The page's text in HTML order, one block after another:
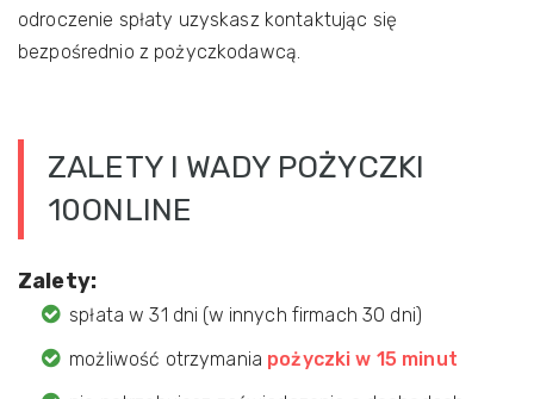
odroczenie spłaty uzyskasz kontaktując się
bezpośrednio z pożyczkodawcą.
ZALETY I WADY POŻYCZKI
10ONLINE
Zalety:
spłata w 31 dni (w innych firmach 30 dni)
możliwość otrzymania pożyczki w 15 minut